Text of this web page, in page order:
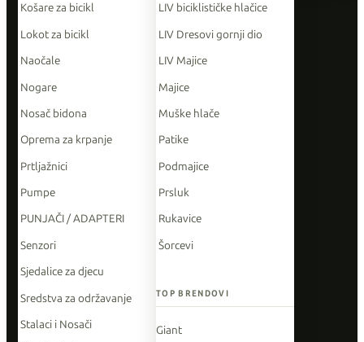
Košare za bicikl
Lokot za bicikl
Naočale
Nogare
Nosač bidona
Oprema za krpanje
Prtljažnici
Pumpe
PUNJAČI / ADAPTERI
Senzori
Sjedalice za djecu
Sredstva za održavanje
Stalaci i Nosači
LIV biciklističke hlačice
LIV Dresovi gornji dio
LIV Majice
Majice
Muške hlače
Patike
Podmajice
Prsluk
Rukavice
Šorcevi
TOP BRENDOVI
Giant